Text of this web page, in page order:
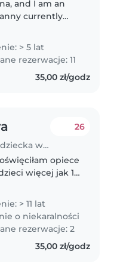
and I am an
currently
past year and
and know
> 5 lat
rezerwacje: 11
35,00 zł/godz
Opiekunka do dziecka w Kraków
26
więcej jak 19
nastoletnim.
domu dziecka, już
> 11 lat
o niekaralności
rezerwacje: 2
35,00 zł/godz